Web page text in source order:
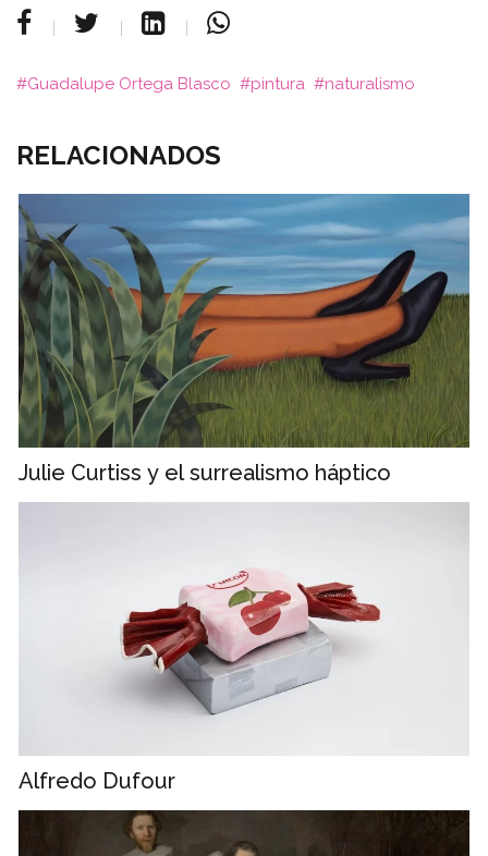
Guadalupe Ortega Blasco pintura naturalismo
RELACIONADOS
Julie Curtiss y el surrealismo háptico
Alfredo Dufour